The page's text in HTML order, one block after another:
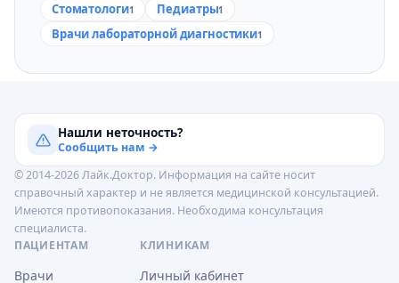
Стоматологи1 Педиатры1
Врачи лабораторной диагностики1
Нашли неточность?
Сообщить нам →
© 2014-2026 Лайк.Доктор. Информация на сайте носит
справочный характер и не является медицинской консультацией.
Имеются противопоказания. Необходима консультация
специалиста.
ПАЦИЕНТАМ
Врачи
КЛИНИКАМ
Личный кабинет